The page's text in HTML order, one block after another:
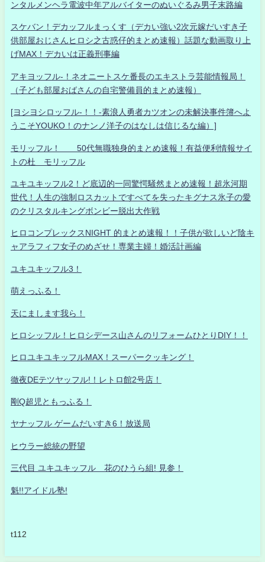
ンタルメンヘラ電波中年アルバイターのぬいぐるみ男子末路編
スケバン！デカッフルまっくす（デカい強い2次元嫁だいすき子
供部屋おじさんヒロシ之古惑仔的まとめ速報）話題な動画取り上
げMAX！デカいは正義刑事編
アキヨッフル-！ネオニートスケ番長のエキストラ芸能情報局！
（子ども部屋おばさんの自宅警備員的まとめ速報）
[ヨシヨシロッフル-！！-素浪人勇者カツオンの未解決事件簿へよ
うこそYOUKO！のナンノ洋子のはなしは信じるな編）]
モリッフル！ 50代無職独身的まとめ速報！有益便利情報サイ
トの杜 モリッフル
ユキユキッフル2！ど底辺的一同驚愕騒然まとめ速報！超氷河期
世代！人生の強制ロスカットですべてを失ったキグナス氷子の愛
のクリスタルキングボンビー脱出大作戦
ヒロコンプレックスNIGHT 的まとめ速報！！子供が欲しいど陰キ
ャアラフィフ女子のめざせ！専業主婦！婚活計画編
ユキユキッフル3！
萌えっふる！
天にまします我ら！
ヒロシッフル！ヒロシデース山さんのリフォームひとりDIY！！
ヒロユキユキッフルMAX！スーパークッキング！
徹夜DEテツヤッフル!！レトロ館2号店！
剛Q超児ともっふる！
ヤナッフル ゲームだいすき6！放送局
ヒウラー総統の野望
三代目 ユキユキッフル 花のひうら組! 見参！
魁!!アイドル塾!
t112